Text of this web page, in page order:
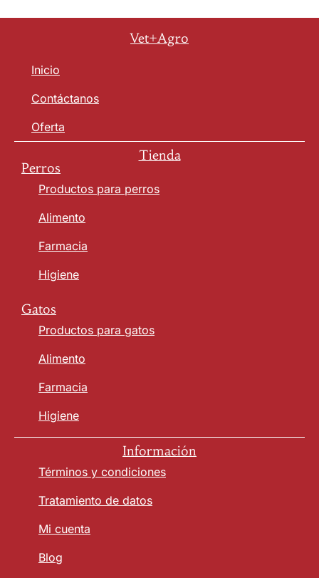
Vet+Agro
Inicio
Contáctanos
Oferta
Tienda
Perros
Productos para perros
Alimento
Farmacia
Higiene
Gatos
Productos para gatos
Alimento
Farmacia
Higiene
Información
Términos y condiciones
Tratamiento de datos
Mi cuenta
Blog